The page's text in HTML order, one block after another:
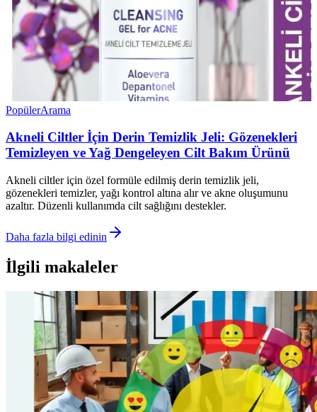
PopülerArama
Akneli Ciltler İçin Derin Temizlik Jeli: Gözenekleri
Temizleyen ve Yağ Dengeleyen Cilt Bakım Ürünü
Akneli ciltler için özel formüle edilmiş derin temizlik jeli,
gözenekleri temizler, yağı kontrol altına alır ve akne oluşumunu
azaltır. Düzenli kullanımda cilt sağlığını destekler.
Daha fazla bilgi edinin
İlgili makaleler